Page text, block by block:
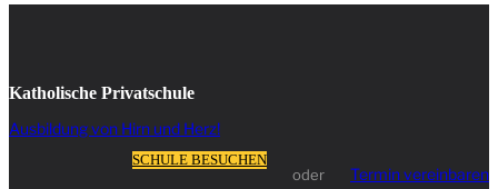
Katholische Privatschule
Ausbildung von Hirn und Herz!
Termin vereinbaren
oder
SCHULE BESUCHEN